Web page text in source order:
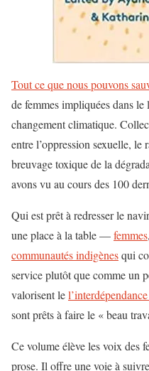
Tout ce que nous pouvons
de femmes impliquées dans le
changement climatique.
entre l’oppression sexuelle,
breuvage toxique de la
avons vu au cours des 100
Qui est prêt à redresser le
une place à la table —femmes,
communautés indigènesqui
service plutôt que comme un
valorisent le
sont prêts à faire le « beau
Ce volume élève les voix des
prose. Il offre une voie à